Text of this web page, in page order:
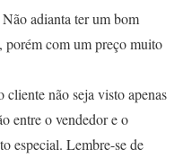
adianta ter um bom
com um preço muito
cliente não seja visto apenas
entre o vendedor e o
especial. Lembre-se de